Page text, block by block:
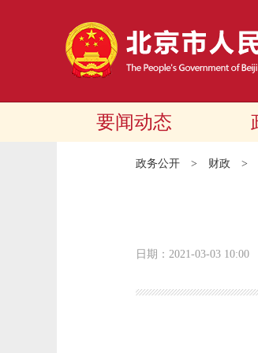
要闻动态
政务公开 > 财政 >
日期：2021-03-03 10:00